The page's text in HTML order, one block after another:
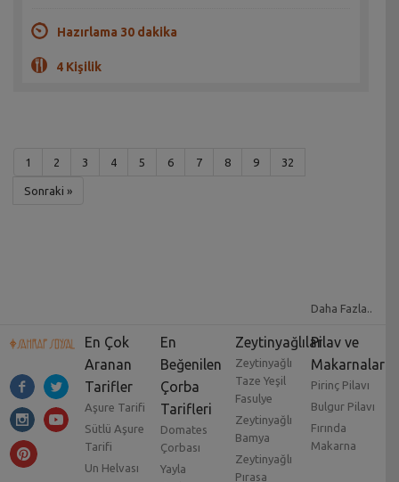
Hazırlama 30 dakika
4 Kişilik
1 2 3 4 5 6 7 8 9 32
Sonraki »
Daha Fazla..
En Çok
Aranan
Tarifler
Aşure Tarifi
Sütlü Aşure
Tarifi
Un Helvası
En
Beğenilen
Çorba
Tarifleri
Domates
Çorbası
Yayla
Zeytinyağlılar
Zeytinyağlı
Taze Yeşil
Fasulye
Zeytinyağlı
Bamya
Zeytinyağlı
Pırasa
Pilav ve
Makarnalar
Pirinç Pilavı
Bulgur Pilavı
Fırında
Makarna